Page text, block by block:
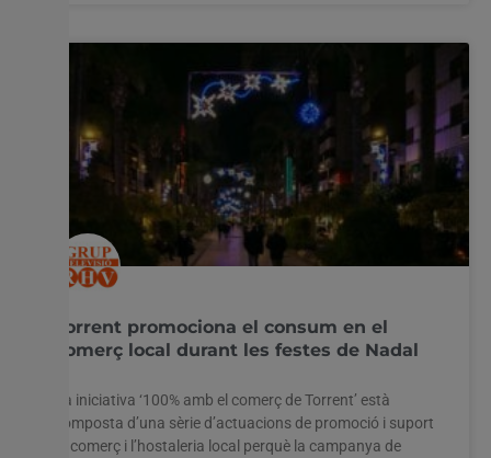
Torrent promociona el consum en el
comerç local durant les festes de Nadal
La iniciativa ‘100% amb el comerç de Torrent’ està
composta d’una sèrie d’actuacions de promoció i suport
al comerç i l’hostaleria local perquè la campanya de